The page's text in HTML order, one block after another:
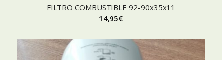
FILTRO COMBUSTIBLE 92-90x35x11
14,95€